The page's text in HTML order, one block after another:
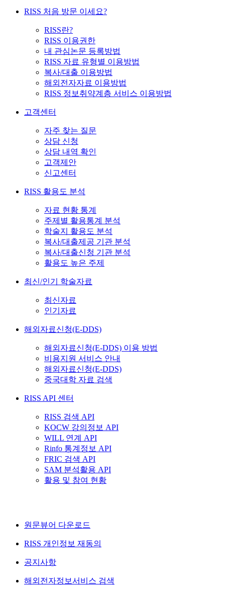
RISS 처음 방문 이세요?
RISS란?
RISS 이용권한
내 관심논문 등록방법
RISS 자료 유형별 이용방법
복사/대출 이용방법
해외전자자료 이용방법
RISS 정보취약계층 서비스 이용방법
고객센터
자주 찾는 질문
상담 신청
상담 내역 확인
고객제안
신고센터
RISS 활용도 분석
자료 현황 통계
주제별 활용통계 분석
학술지 활용도 분석
복사/대출제공 기관 분석
복사/대출신청 기관 분석
활용도 높은 주제
최신/인기 학술자료
최신자료
인기자료
해외자료신청(E-DDS)
해외자료신청(E-DDS) 이용 방법
비용지원 서비스 안내
해외자료신청(E-DDS)
중국대학 자료 검색
RISS API 센터
RISS 검색 API
KOCW 강의정보 API
WILL 연계 API
Rinfo 통계정보 API
FRIC 검색 API
SAM 분석활용 API
활용 및 참여 현황
원문뷰어 다운로드
RISS 개인정보 재동의
공지사항
해외전자정보서비스 검색